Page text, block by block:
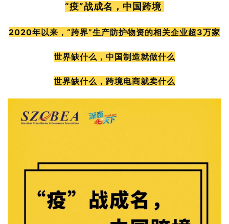
“疫”战成名，中国跨境
2020年以来，“跨界”生产防护物资的相关企业超3万家
世界缺什么，中国制造就做什么
世界缺什么，跨境电商就卖什么